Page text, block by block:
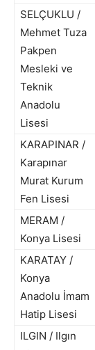
SELÇUKLU /
Mehmet Tuza
Pakpen
Mesleki ve
Teknik
Anadolu
Lisesi
KARAPINAR /
Karapınar
Murat Kurum
Fen Lisesi
MERAM /
Konya Lisesi
KARATAY /
Konya
Anadolu İmam
Hatip Lisesi
ILGIN / Ilgın